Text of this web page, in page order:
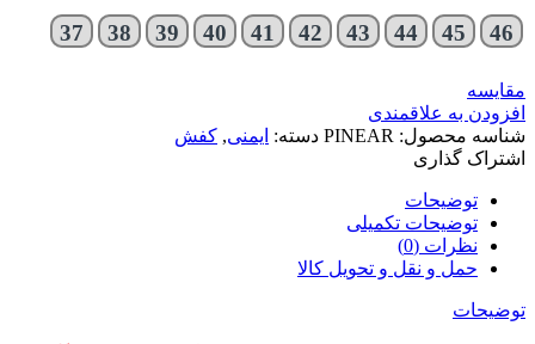
37 38 39 40 41 42 43 44 45 46
مقایسه
افزودن به علاقمندی
شناسه محصول: PINEAR دسته: ایمنی, کفش
اشتراک گذاری
توضیحات
توضیحات تکمیلی
نظرات (0)
حمل و نقل و تحویل کالا
توضیحات